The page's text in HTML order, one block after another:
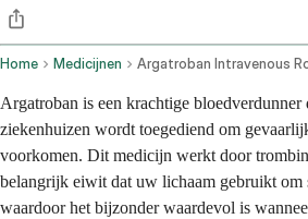
Home Medicijnen Argatroban Intravenous
Argatroban is een krachtige
ziekenhuizen wordt toegediend om
voorkomen. Dit medicijn werkt door
belangrijk eiwit dat uw lichaam gebruikt om
waardoor het bijzonder waardevol is